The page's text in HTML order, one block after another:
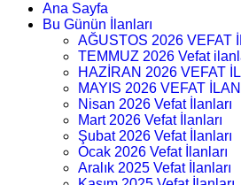
Ana Sayfa
Bu Günün İlanları
AĞUSTOS 2026 VEFAT
TEMMUZ 2026 Vefat
HAZİRAN 2026 VEFAT
MAYIS 2026 VEFAT
Nisan 2026 Vefat İlanları
Mart 2026 Vefat İlanları
Şubat 2026 Vefat İlanları
Ocak 2026 Vefat İlanları
Aralık 2025 Vefat İlanları